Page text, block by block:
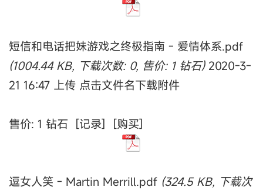
短信和电话把妹游戏之终极指南 - 爱情体系.pdf
(1004.44 KB, 下载次数: 0, 售价: 1 钻石) 2020-3-
21 16:47 上传 点击文件名下载附件
售价: 1 钻石 [记录] [购买]
逗女人笑 - Martin Merrill.pdf (324.5 KB, 下载次